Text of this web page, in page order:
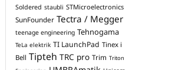
Soldered staubli STMicroelectronics
SunFounder Tectra / Megger
teenage engineering Tehnogama
TeLa elektrik TI LaunchPad Tinex i
Bell Tipteh TRC pro Trim Triton